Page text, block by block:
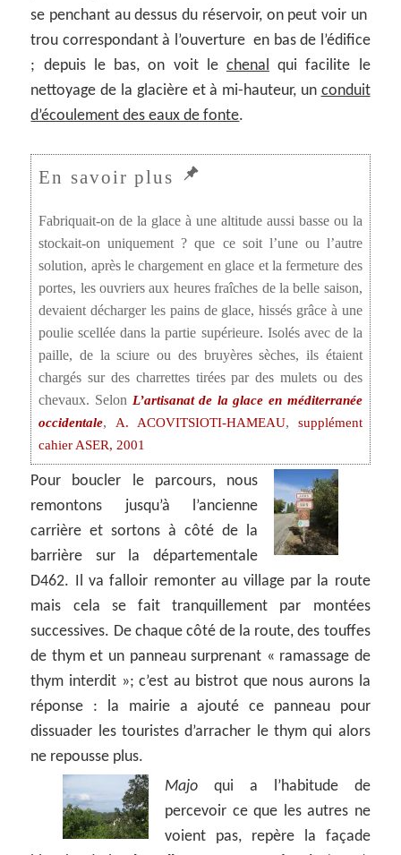
se penchant au dessus du réservoir, on peut voir un
trou correspondant à l’ouverture en bas de l’édifice
; depuis le bas, on voit le chenal
qui facilite le
nettoyage de la glacière et à mi-hauteur, un conduit
d’écoulement des eaux de fonte.
Fabriquait-on de la glace à une altitude aussi basse ou la
stockait-on uniquement ? que ce soit l’une ou l’autre
solution, après le chargement en glace et la fermeture des
portes, les ouvriers aux heures fraîches de la belle saison,
devaient décharger les pains de glace, hissés grâce à une
poulie scellée dans la partie supérieure. Isolés avec de la
paille, de la sciure ou des bruyères sèches, ils étaient
chargés sur des charrettes tirées par des mulets ou des
chevaux. Selon L’artisanat de la glace en méditerranée
occidentale,A. ACOVITSIOTI-HAMEAU, supplément
cahier ASER, 2001
Pour boucler le parcours, nous
remontons jusqu’à l’ancienne
carrière et sortons à côté de la
barrière sur la départementale
D462. Il va falloir remonter au village par la route
mais cela se fait tranquillement par montées
successives. De chaque côté de la route, des touffes
de thym et un panneau surprenant « ramassage de
thym interdit »; c’est au bistrot que nous aurons la
réponse : la mairie a ajouté ce panneau pour
dissuader les touristes d’arracher le thym qui alors
ne repousse plus.
Majo qui a l’habitude de
percevoir ce que les autres ne
voient pas, repère la façade